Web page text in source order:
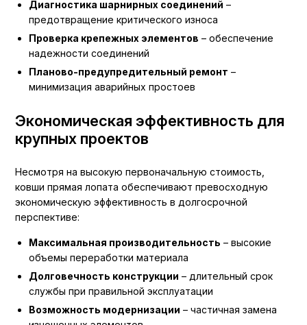
Диагностика шарнирных соединений –
предотвращение критического износа
Проверка крепежных элементов – обеспечение
надежности соединений
Планово-предупредительный ремонт –
минимизация аварийных простоев
Экономическая эффективность для
крупных проектов
Несмотря на высокую первоначальную стоимость,
ковши прямая лопата обеспечивают превосходную
экономическую эффективность в долгосрочной
перспективе:
Максимальная производительность – высокие
объемы переработки материала
Долговечность конструкции – длительный срок
службы при правильной эксплуатации
Возможность модернизации – частичная замена